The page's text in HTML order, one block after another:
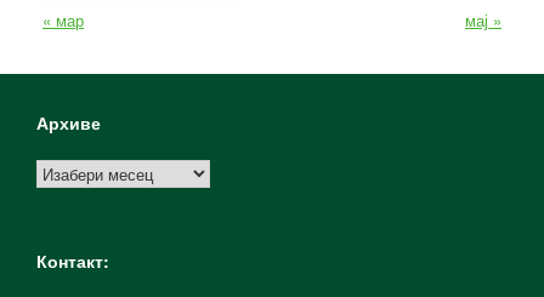
« мар
мај »
Архиве
Архиве
Контакт: